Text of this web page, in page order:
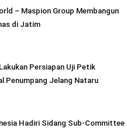
– Maspion Group Membangun
di Jatim
Persiapan Uji Petik
Penumpang Jelang Nataru
Hadiri Sidang Sub-Committee